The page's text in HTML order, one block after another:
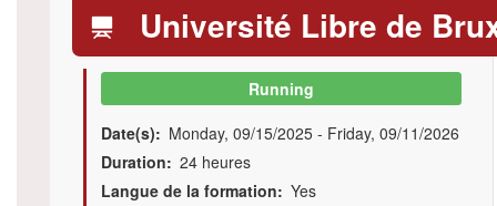
Université Libre de
Running
Date(s)
Monday, 09/15/2025 - Friday, 09/11/2026
Duration
24 heures
Langue de la formation
Yes